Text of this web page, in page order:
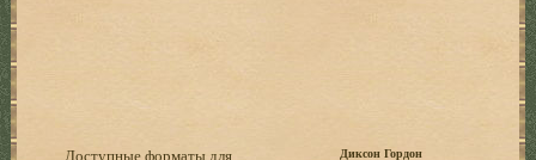
Доступные форматы для
Диксон Гордон